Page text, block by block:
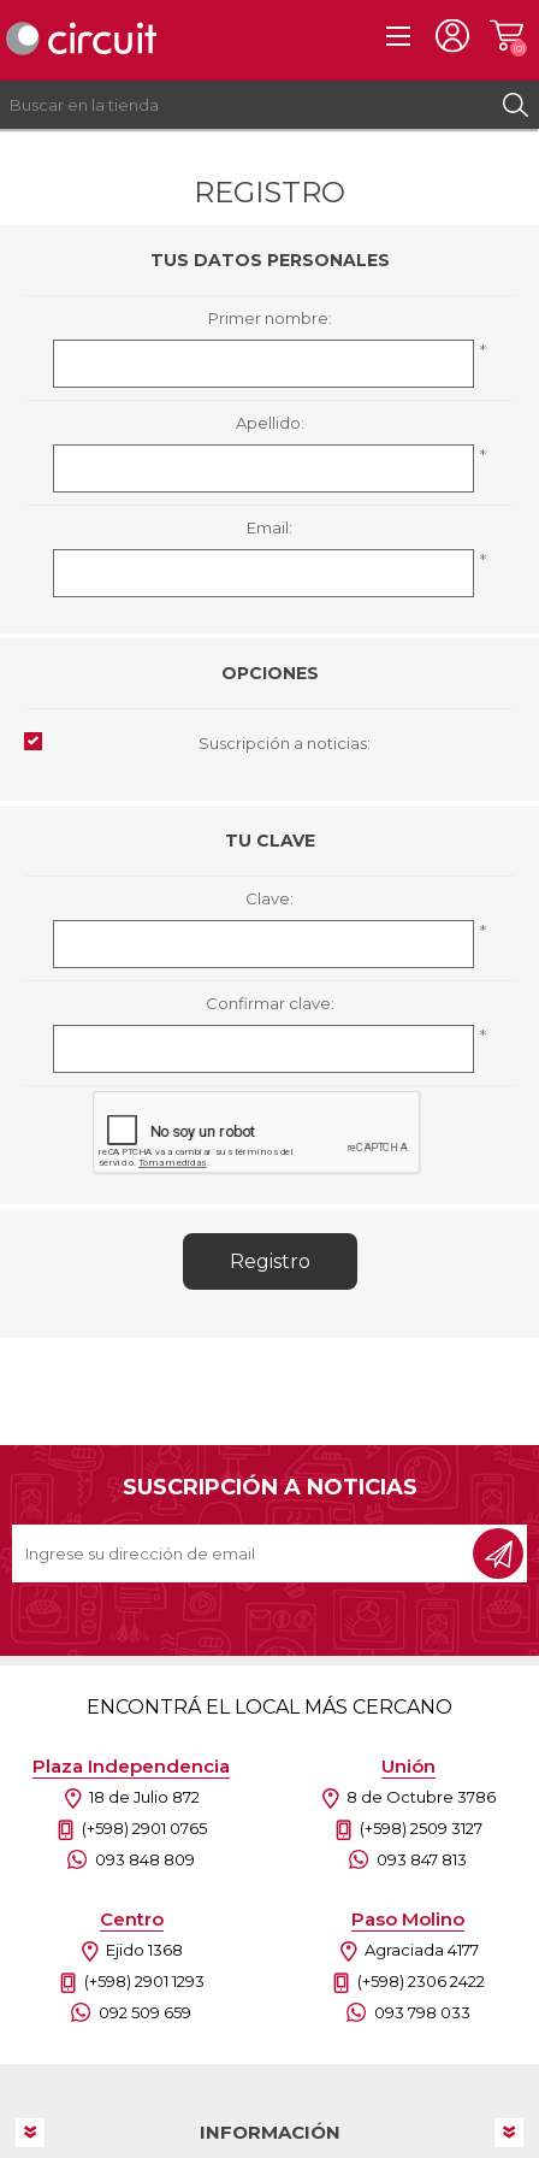
(0)
REGISTRO
TUS DATOS PERSONALES
Primer nombre:
*
Apellido:
*
Email:
*
OPCIONES
Suscripción a noticias:
TU CLAVE
Clave:
*
Confirmar clave:
*
SUSCRIPCIÓN A NOTICIAS
ENCONTRÁ EL LOCAL MÁS CERCANO
Plaza Independencia
18 de Julio 872
(+598) 2901 0765
093 848 809
Unión
8 de Octubre 3786
(+598) 2509 3127
093 847 813
Centro
Ejido 1368
(+598) 2901 1293
092 509 659
Paso Molino
Agraciada 4177
(+598) 2306 2422
093 798 033
INFORMACIÓN